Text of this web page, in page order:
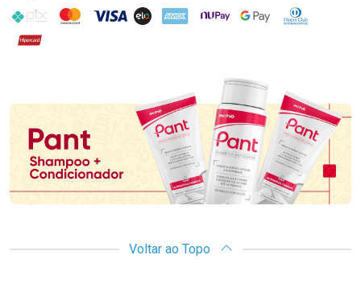
PIX MasterCard
VISA ELO AMEX NuPay Google PayDiners Club
Hipercard
Promoção em Destaque
Voltar ao Topo